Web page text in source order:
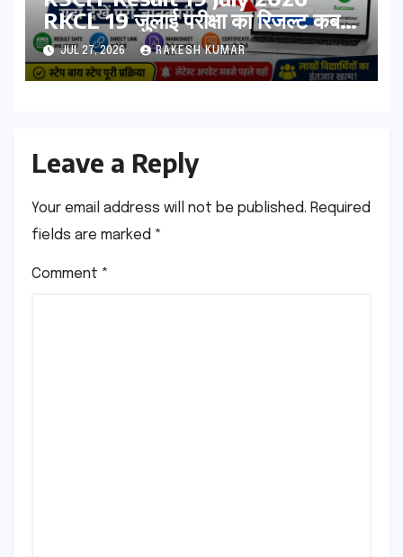
RKCL 19 जुलाई परीक्षा का रिजल्ट कब
आएगा? यहां देखें Result Date,
Direct Link, Marksheet
Download Process
JUL 27, 2026 RAKESH KUMAR
Leave a Reply
Your email address will not be published. Required
fields are marked *
Comment *